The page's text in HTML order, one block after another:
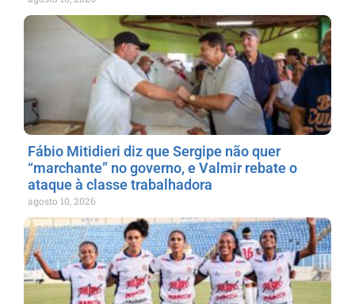
Fábio Mitidieri diz que Sergipe não quer
“marchante” no governo, e Valmir rebate o
ataque à classe trabalhadora
agosto 10, 2026